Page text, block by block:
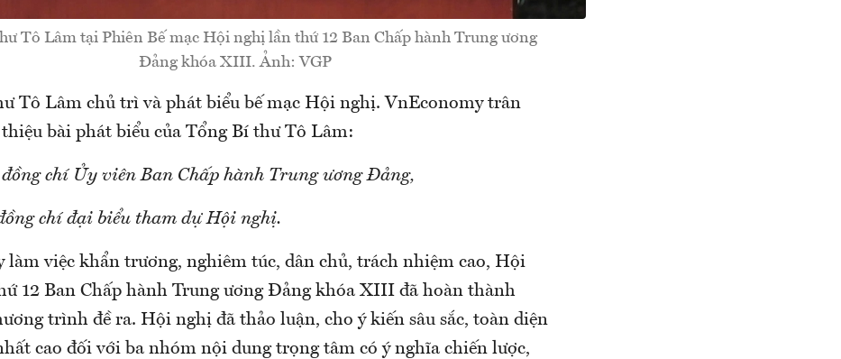
Tô Lâm tại Phiên Bế mạc Hội nghị lần thứ 12 Ban Chấp hành Trung ương
Đảng khóa XIII. Ảnh: VGP
Tô Lâm chủ trì và phát biểu bế mạc Hội nghị. VnEconomy trân
bài phát biểu của Tổng Bí thư Tô Lâm:
đồng chí Ủy viên Ban Chấp hành Trung ương Đảng,
chí đại biểu tham dự Hội nghị.
làm việc khẩn trương, nghiêm túc, dân chủ, trách nhiệm cao, Hội
12 Ban Chấp hành Trung ương Đảng khóa XIII đã hoàn thành
trình đề ra. Hội nghị đã thảo luận, cho ý kiến sâu sắc, toàn diện
cao đối với ba nhóm nội dung trọng tâm có ý nghĩa chiến lược,